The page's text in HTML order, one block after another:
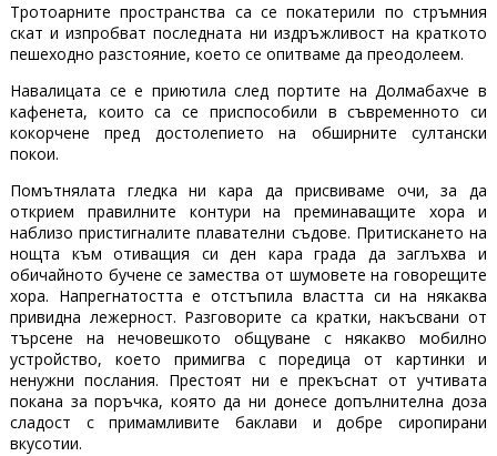
Тротоарните пространства са се покатерили по стръмния
скат и изпробват последната ни издръжливост на краткото
пешеходно разстояние, което се опитваме да преодолеем.
Навалицата се е приютила след портите на Долмабахче в
кафенета, които са се приспособили в съвременното си
кокорчене пред достолепието на обширните султански
покои.
Помътнялата гледка ни кара да присвиваме очи, за да
открием правилните контури на преминаващите хора и
наблизо пристигналите плавателни съдове. Притискането на
нощта към отиващия си ден кара града да заглъхва и
обичайното бучене се замества от шумовете на говорещите
хора. Напрегнатостта е отстъпила властта си на някаква
привидна лежерност. Разговорите са кратки, накъсвани от
търсене на нечовешкото общуване с някакво мобилно
устройство, което примигва с поредица от картинки и
ненужни послания. Престоят ни е прекъснат от учтивата
покана за поръчка, която да ни донесе допълнителна доза
сладост с примамливите баклави и добре сиропирани
вкусотии.